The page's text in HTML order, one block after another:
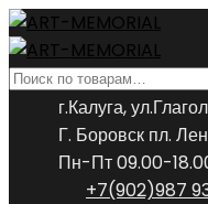
Искать:
г.Калуга,
Г. Боровск пл.
Пн-Пт 09.00-
+7(902)987